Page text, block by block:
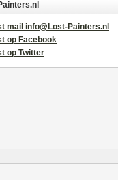
mail info@Lost-Painters.nl
op Facebook
op Twitter